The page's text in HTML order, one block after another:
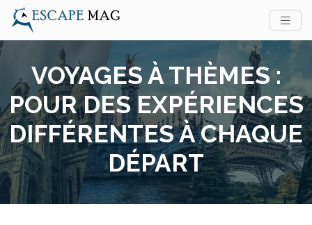
VOYAGES À THÈMES :
POUR DES EXPÉRIENCES
DIFFÉRENTES À CHAQUE
DÉPART